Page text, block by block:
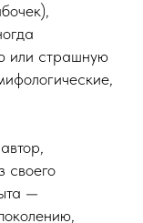
или страшную
своего
—